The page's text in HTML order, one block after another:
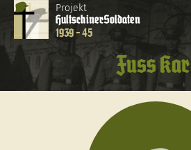
Projekt
HultschinerSoldaten
1939 - 45
Fuss